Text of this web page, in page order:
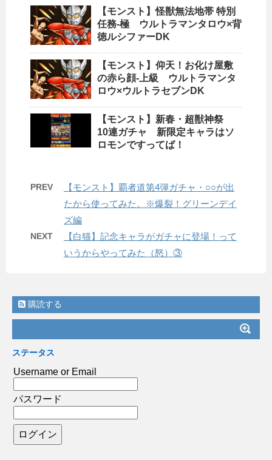
【モンスト】怪獣無法地帯 特別
任務-極 ウルトラマンタロウ×背
徳ルシファーDK
【モンスト】仰天！お化け屋敷
の赤ら顔-上級 ウルトラマンタ
ロウ×ウルトラセブンDK
【モンスト】新春・超獣神祭
10連ガチャ 新限定キャラはソ
ロモンですってば！
PREV
【モンスト】覇者道第4弾ガチャ・○○が出
たから使ってみた。※爆裂！グリーンデイ
ズ編
NEXT
【白猫】記念キャラがガチャに登場！って
いうからやってみた（怒）③
購読する
ステータス
Username or Email
パスワード